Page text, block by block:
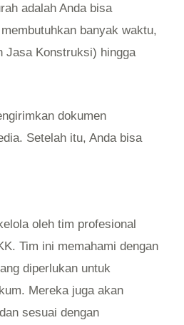
adalah Anda bisa
banyak waktu,
Jasa Konstruksi) hingga
dokumen
Setelah itu, Anda bisa
oleh tim profesional
Tim ini memahami dengan
diperlukan untuk
Mereka juga akan
sesuai dengan